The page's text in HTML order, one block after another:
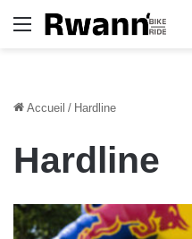
Menu
Accueil / Hardline
Hardline